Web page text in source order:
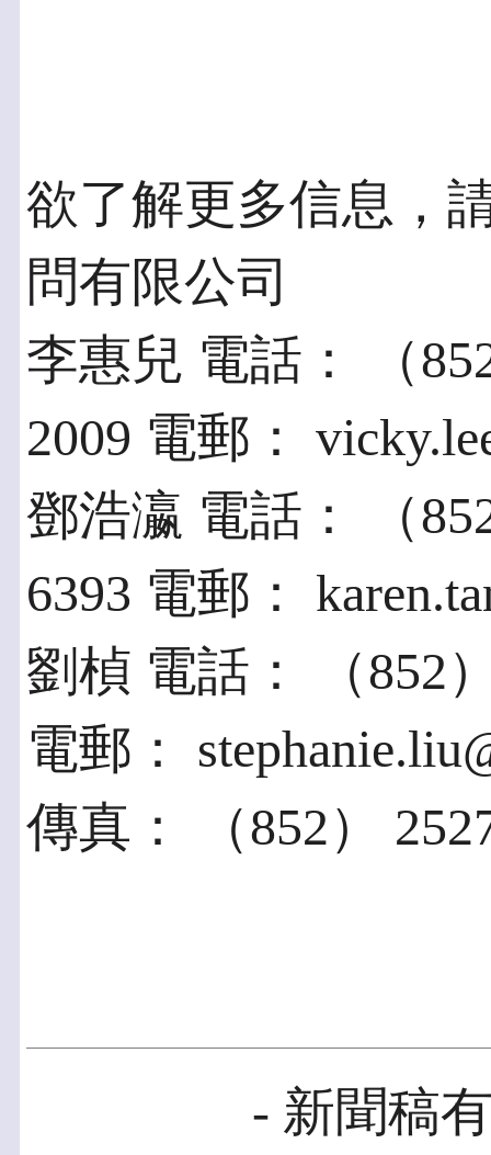
欲了解更多信息，
問有限公司
李惠兒 電話： （
2009 電郵：
鄧浩瀛 電話： （
6393 電郵：
劉楨 電話： （852
電郵：
傳真： （852）
- 新聞稿